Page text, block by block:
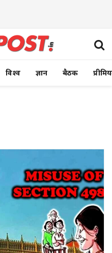
विश्व ज्ञान बैठक